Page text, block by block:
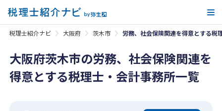
税理士紹介ナビ 大阪府 茨木市 労務、社会保険関連を得意とする税
大阪府茨木市の労務、社会保険関連を
得意とする税理士・会計事務所一覧